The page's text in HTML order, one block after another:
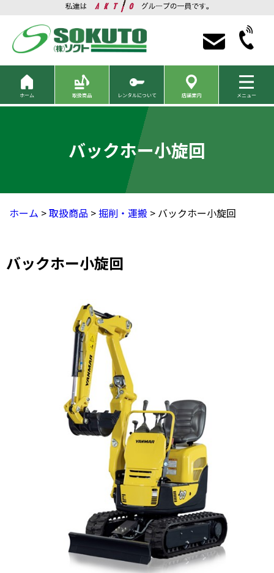
ホーム 取扱商品 レンタルについて 店舗案内 メニュー
バックホー小旋回
ホーム >取扱商品 >掘削・運搬 > バックホー小旋回
バックホー小旋回